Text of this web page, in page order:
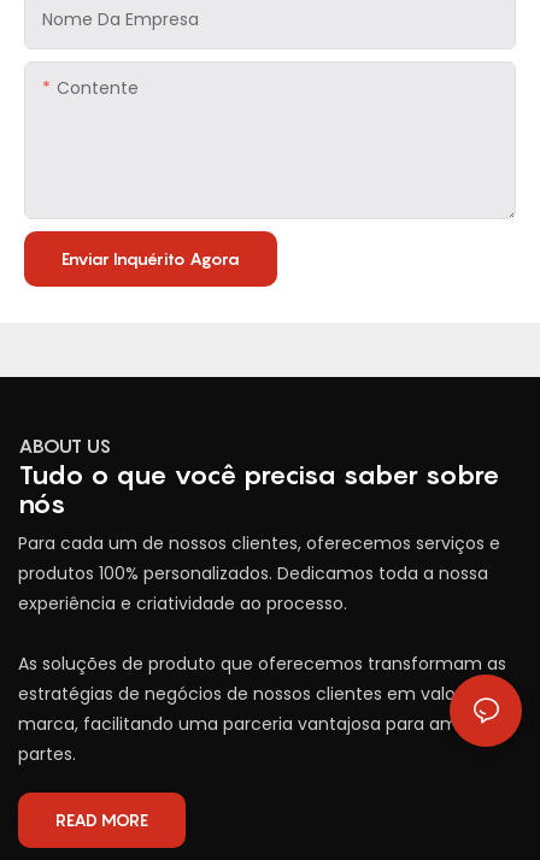
Nome Da Empresa
Contente
Enviar Inquérito Agora
ABOUT US
Tudo o que você precisa saber sobre
nós
Para cada um de nossos clientes, oferecemos serviços e
produtos 100% personalizados. Dedicamos toda a nossa
experiência e criatividade ao processo.
As soluções de produto que oferecemos transformam as
estratégias de negócios de nossos clientes em valor de
marca, facilitando uma parceria vantajosa para ambas as
partes.
READ MORE